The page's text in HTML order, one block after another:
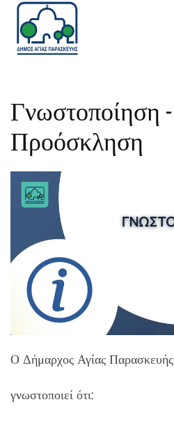
Γνωστοποίηση -
Προόσκληση
Ο Δήμαρχος Αγίας Παρασκευής
γνωστοποιεί ότι: